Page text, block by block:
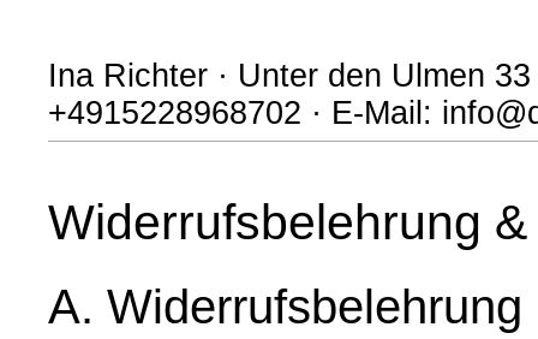
Ina Richter · Unter den Ulmen
+4915228968702 · E-Mail:
Widerrufsbelehrung
A. Widerrufsbelehrung